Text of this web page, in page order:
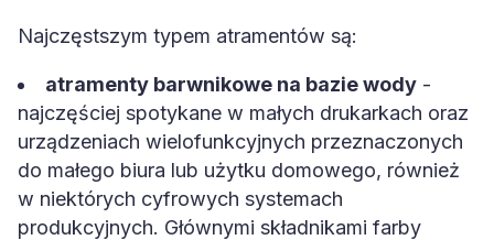
Najczęstszym typem atramentów są:
atramenty barwnikowe na bazie wody -
najczęściej spotykane w małych drukarkach oraz
urządzeniach wielofunkcyjnych przeznaczonych
do małego biura lub użytku domowego, również
w niektórych cyfrowych systemach
produkcyjnych. Głównymi składnikami farby